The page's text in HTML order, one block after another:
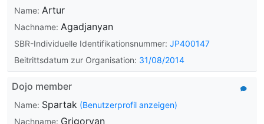
Name: Artur
Nachname: Agadjanyan
SBR-Individuelle Identifikationsnummer: JP400147
Beitrittsdatum zur Organisation: 31/08/2014
Dojo member
Name: Spartak (Benutzerprofil anzeigen)
Nachname: Grigoryan